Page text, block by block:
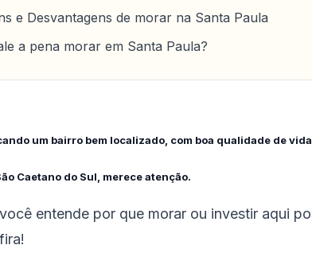
e Desvantagens de morar na Santa Paula
a pena morar em Santa Paula?
um bairro bem localizado, com boa qualidade de
Caetano do Sul, merece atenção.
entende por que morar ou investir aqui